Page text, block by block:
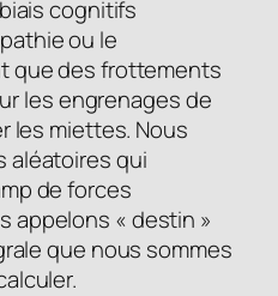
cognitifs
ou le
que des frottements
les engrenages de
les miettes. Nous
aléatoires qui
de forces
appelons « destin »
que nous sommes